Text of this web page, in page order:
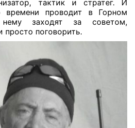
тактик и стратег. И
времени проводит в Горном
заходят за советом,
просто поговорить.